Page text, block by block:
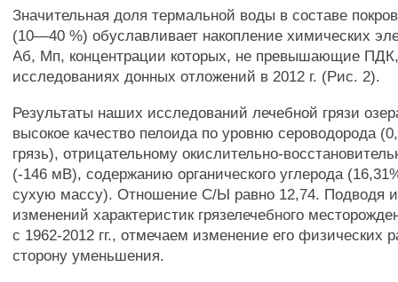
Значительная доля термальной воды в составе
(10—40 %) обуславливает накопление химических
Аб, Мп, концентрации которых, не превышающие
исследованиях донных отложений в 2012 г. (Рис. 2).
Результаты наших исследований лечебной грязи
высокое качество пелоида по уровню сероводорода
грязь), отрицательному окислительно-
(-146 мВ), содержанию органического углерода
сухую массу). Отношение С/Ы равно 12,74. Подводя
изменений характеристик грязелечебного
с 1962-2012 гг., отмечаем изменение его физических
сторону уменьшения.